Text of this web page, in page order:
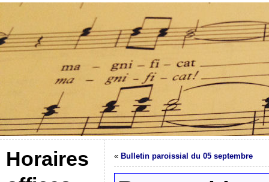
Horaires
« Bulletin paroissial du 05 septembre